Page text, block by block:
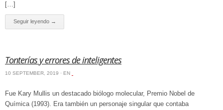
[…]
Seguir leyendo →
Tonterías y errores de inteligentes
10 SEPTEMBER, 2019 · EN
Fue Kary Mullis un destacado biólogo molecular, Premio Nobel de
Química (1993). Era también un personaje singular que contaba